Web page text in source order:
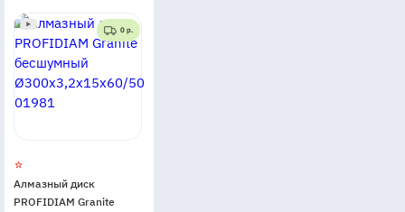
0 р.
Алмазный диск
PROFIDIAM Granite